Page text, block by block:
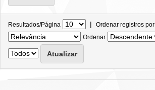
Resultados/Página | Ordenar registros por
Ordenar